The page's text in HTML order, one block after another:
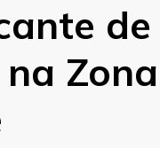
de
Zona